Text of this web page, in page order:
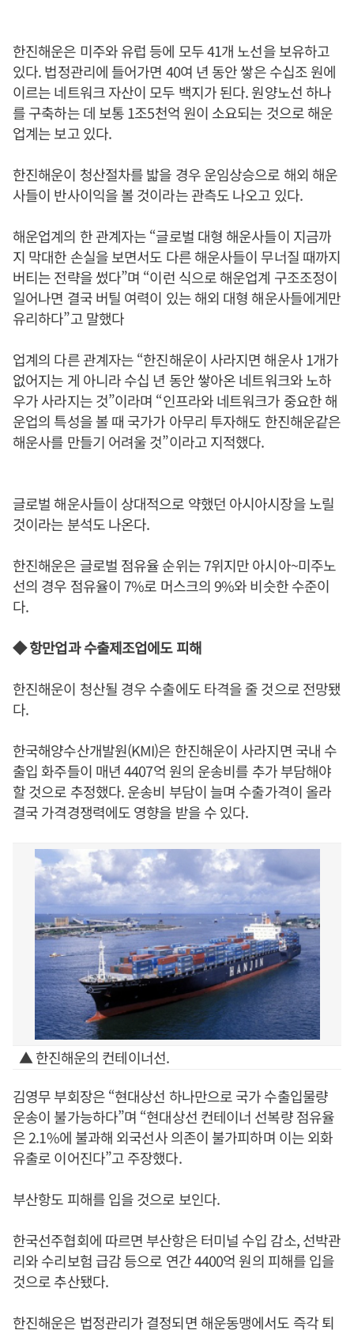
한진해운은 미주와 유럽 등에 모두 41개 노선을 보유하고
있다. 법정관리에 들어가면 40여 년 동안 쌓은 수십조 원에
이르는 네트워크 자산이 모두 백지가 된다. 원양노선 하나
를 구축하는 데 보통 1조5천억 원이 소요되는 것으로 해운
업계는 보고 있다.
한진해운이 청산절차를 밟을 경우 운임상승으로 해외 해운
사들이 반사이익을 볼 것이라는 관측도 나오고 있다.
해운업계의 한 관계자는 “글로벌 대형 해운사들이 지금까
지 막대한 손실을 보면서도 다른 해운사들이 무너질 때까지
버티는 전략을 썼다”며 “이런 식으로 해운업계 구조조정이
일어나면 결국 버틸 여력이 있는 해외 대형 해운사들에게만
유리하다”고 말했다
업계의 다른 관계자는 “한진해운이 사라지면 해운사 1개가
없어지는 게 아니라 수십 년 동안 쌓아온 네트워크와 노하
우가 사라지는 것”이라며 “인프라와 네트워크가 중요한 해
운업의 특성을 볼 때 국가가 아무리 투자해도 한진해운같은
해운사를 만들기 어려울 것”이라고 지적했다.
글로벌 해운사들이 상대적으로 약했던 아시아시장을 노릴
것이라는 분석도 나온다.
한진해운은 글로벌 점유율 순위는 7위지만 아시아~미주노
선의 경우 점유율이 7%로 머스크의 9%와 비슷한 수준이
다.
◆ 항만업과 수출제조업에도 피해
한진해운이 청산될 경우 수출에도 타격을 줄 것으로 전망됐
다.
한국해양수산개발원(KMI)은 한진해운이 사라지면 국내 수
출입 화주들이 매년 4407억 원의 운송비를 추가 부담해야
할 것으로 추정했다. 운송비 부담이 늘며 수출가격이 올라
결국 가격경쟁력에도 영향을 받을 수 있다.
▲ 한진해운의 컨테이너선.
김영무 부회장은 “현대상선 하나만으로 국가 수출입물량
운송이 불가능하다”며 “현대상선 컨테이너 선복량 점유율
은 2.1%에 불과해 외국선사 의존이 불가피하며 이는 외화
유출로 이어진다”고 주장했다.
부산항도 피해를 입을 것으로 보인다.
한국선주협회에 따르면 부산항은 터미널 수입 감소, 선박관
리와 수리보험 급감 등으로 연간 4400억 원의 피해를 입을
것으로 추산됐다.
한진해운은 법정관리가 결정되면 해운동맹에서도 즉각 퇴